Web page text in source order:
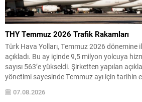
THY Temmuz 2026 Trafik Rakamları
Türk Hava Yolları, Temmuz 2026 dönemine
açıkladı. Bu ay içinde 9,5 milyon yolcuya
sayısı 563’e yükseldi. Şirketten yapılan
yönetimi sayesinde Temmuz ayı için tarihin
oranı geçen yılın...
07.08.2026